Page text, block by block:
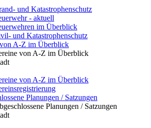
und Katastrophenschutz
- aktuell
im Überblick
und Katastrophenschutz
A-Z im Überblick
von A-Z im Überblick
von A-Z im Überblick
Planungen / Satzungen
Planungen / Satzungen